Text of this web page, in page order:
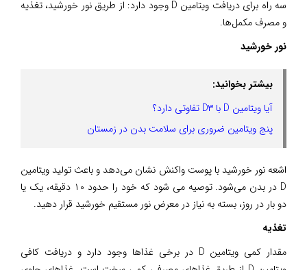
سه راه برای دریافت ویتامین D وجود دارد: از طریق نور خورشید، تغذیه
و مصرف مکمل‌ها.
نور خورشید
بیشتر بخوانید:
آیا ویتامین D با D۳ تفاوتی دارد؟
پنج ویتامین ضروری برای سلامت بدن در زمستان
اشعه نور خورشید با پوست واکنش نشان می‌دهد و باعث تولید ویتامین
D در بدن می‌شود. توصیه می شود که خود را حدود ۱۰ دقیقه، یک یا
دو بار در روز، بسته به نیاز در معرض نور مستقیم خورشید قرار دهید.
تغذیه
مقدار کمی ویتامین D در برخی غذاها وجود دارد و دریافت کافی